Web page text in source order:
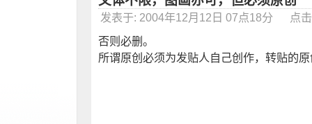
发表于: 2004年12月12日 07点18分 点
否则必删。
所谓原创必须为发贴人自己创作，转贴的